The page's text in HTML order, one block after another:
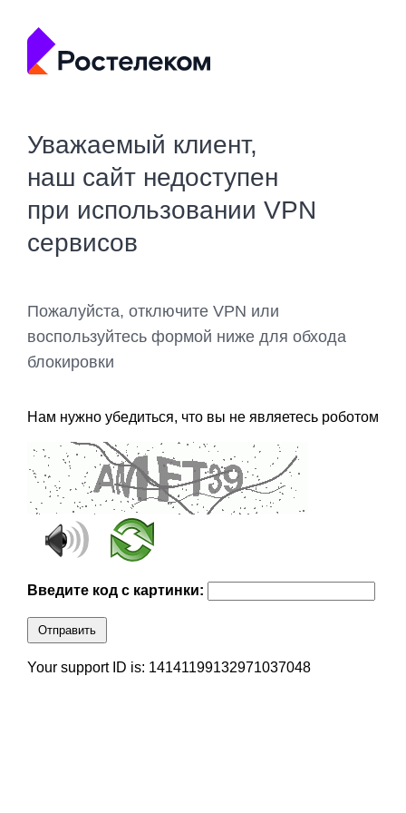
Уважаемый клиент,
наш сайт недоступен
при использовании VPN
сервисов
Пожалуйста, отключите VPN или
воспользуйтесь формой ниже для обхода
блокировки
Нам нужно убедиться, что вы не являетесь роботом
Введите код с картинки:
Отправить
Your support ID is: 14141199132971037048